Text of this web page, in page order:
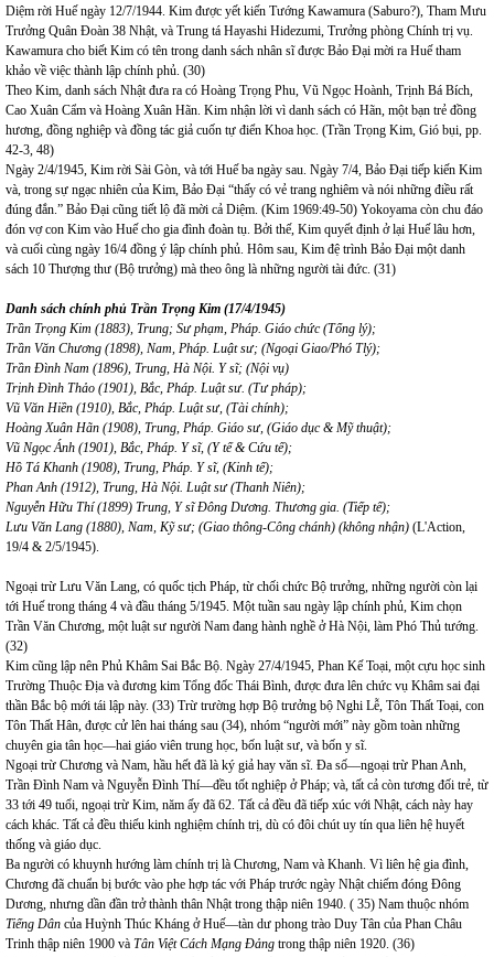
Diệm rời Huế ngày 12/7/1944. Kim được yết kiến Tướng Kawamura (Saburo?), Tham Mưu
Trưởng Quân Đoàn 38 Nhật, và Trung tá Hayashi Hidezumi, Trưởng phòng Chính trị vụ.
Kawamura cho biết Kim có tên trong danh sách nhân sĩ được Bảo Đại mời ra Huế tham
khảo về việc thành lập chính phủ. (30)
Theo Kim, danh sách Nhật đưa ra có Hoàng Trọng Phu, Vũ Ngọc Hoành, Trịnh Bá Bích,
Cao Xuân Cẩm và Hoàng Xuân Hãn. Kim nhận lời vì danh sách có Hãn, một bạn trẻ đồng
hương, đồng nghiệp và đồng tác giả cuốn tự điển Khoa học. (Trần Trọng Kim, Gió bụi, pp.
42-3, 48)
Ngày 2/4/1945, Kim rời Sài Gòn, và tới Huế ba ngày sau. Ngày 7/4, Bảo Đại tiếp kiến Kim
và, trong sự ngạc nhiên của Kim, Bảo Đại “thấy có vẻ trang nghiêm và nói những điều rất
đúng đắn.” Bảo Đại cũng tiết lộ đã mời cả Diệm. (Kim 1969:49-50) Yokoyama còn chu đáo
đón vợ con Kim vào Huế cho gia đình đoàn tụ. Bởi thế, Kim quyết định ở lại Huế lâu hơn,
và cuối cùng ngày 16/4 đồng ý lập chính phủ. Hôm sau, Kim đệ trình Bảo Đại một danh
sách 10 Thượng thư (Bộ trưởng) mà theo ông là những người tài đức. (31)
Danh sách chính phủ Trần Trọng Kim (17/4/1945)
Trần Trọng Kim (1883), Trung; Sư phạm, Pháp. Giáo chức (Tổng lý);
Trần Văn Chương (1898), Nam, Pháp. Luật sư; (Ngoại Giao/Phó Tlý);
Trần Đình Nam (1896), Trung, Hà Nội. Y sĩ; (Nội vụ)
Trịnh Đình Thảo (1901), Bắc, Pháp. Luật sư. (Tư pháp);
Vũ Văn Hiền (1910), Bắc, Pháp. Luật sư, (Tài chính);
Hoàng Xuân Hãn (1908), Trung, Pháp. Giáo sư, (Giáo dục & Mỹ thuật);
Vũ Ngọc Ánh (1901), Bắc, Pháp. Y sĩ, (Y tế & Cứu tế);
Hồ Tá Khanh (1908), Trung, Pháp. Y sĩ, (Kinh tế);
Phan Anh (1912), Trung, Hà Nội. Luật sư (Thanh Niên);
Nguyễn Hữu Thí (1899) Trung, Y sĩ Đông Dương. Thương gia. (Tiếp tế);
Lưu Văn Lang (1880), Nam, Kỹ sư; (Giao thông-Công chánh) (không nhận) (L'Action,
19/4 & 2/5/1945).
Ngoại trừ Lưu Văn Lang, có quốc tịch Pháp, từ chối chức Bộ trưởng, những người còn lại
tới Huế trong tháng 4 và đầu tháng 5/1945. Một tuần sau ngày lập chính phủ, Kim chọn
Trần Văn Chương, một luật sư người Nam đang hành nghề ở Hà Nội, làm Phó Thủ tướng.
(32)
Kim cũng lập nên Phủ Khâm Sai Bắc Bộ. Ngày 27/4/1945, Phan Kế Toại, một cựu học sinh
Trường Thuộc Địa và đương kim Tổng đốc Thái Bình, được đưa lên chức vụ Khâm sai đại
thần Bắc bộ mới tái lập này. (33) Trừ trường hợp Bộ trưởng bộ Nghi Lễ, Tôn Thất Toại, con
Tôn Thất Hân, được cử lên hai tháng sau (34), nhóm “người mới” này gồm toàn những
chuyên gia tân học—hai giáo viên trung học, bốn luật sư, và bốn y sĩ.
Ngoại trừ Chương và Nam, hầu hết đã là ký giả hay văn sĩ. Đa số—ngoại trừ Phan Anh,
Trần Đình Nam và Nguyễn Đình Thí—đều tốt nghiệp ở Pháp; và, tất cả còn tương đối trẻ, từ
33 tới 49 tuổi, ngoại trừ Kim, năm ấy đã 62. Tất cả đều đã tiếp xúc với Nhật, cách này hay
cách khác. Tất cả đều thiếu kinh nghiệm chính trị, dù có đôi chút uy tín qua liên hệ huyết
thống và giáo dục.
Ba người có khuynh hướng làm chính trị là Chương, Nam và Khanh. Vì liên hệ gia đình,
Chương đã chuẩn bị bước vào phe hợp tác với Pháp trước ngày Nhật chiếm đóng Đông
Dương, nhưng dần đần trở thành thân Nhật trong thập niên 1940. ( 35) Nam thuộc nhóm
Tiếng Dân của Huỳnh Thúc Kháng ở Huế—tàn dư phong trào Duy Tân của Phan Châu
Trinh thập niên 1900 và Tân Việt Cách Mạng Đảng trong thập niên 1920. (36)